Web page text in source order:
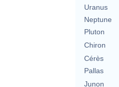
Uranus
Neptune
Pluton
Chiron
Cérès
Pallas
Junon